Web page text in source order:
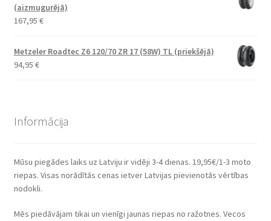
(aizmugurējā)
167,95 €
Metzeler Roadtec Z6 120/70 ZR 17 (58W) TL (priekšējā)
94,95 €
Informācija
Mūsu piegādes laiks uz Latviju ir vidēji 3-4 dienas. 19,95€/1-3 moto
riepas. Visas norādītās cenas ietver Latvijas pievienotās vērtības
nodokli.
Mēs piedāvājam tikai un vienīgi jaunas riepas no ražotnes. Vecos